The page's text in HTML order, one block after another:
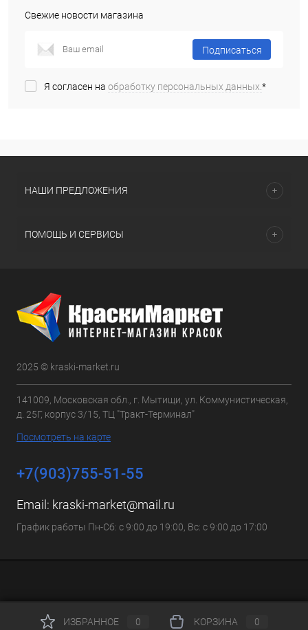
Свежие новости магазина
Подписаться
Я согласен на обработку персональных данных.*
НАШИ ПРЕДЛОЖЕНИЯ
ПОМОЩЬ И СЕРВИСЫ
2025 © kraski-market.ru
141009, Московская обл., г. Мытищи, ул. Коммунистическая,
д. 25Г, корпус 3/15, ТЦ "Тракт-Терминал"
Посмотреть на карте
+7(903)755-51-55
Email: kraski-market@mail.ru
График работы Пн-Сб: с 9:00 до 19:00, Вс: с 9:00 до 17:00
ИЗБРАННОЕ 0 КОРЗИНА 0